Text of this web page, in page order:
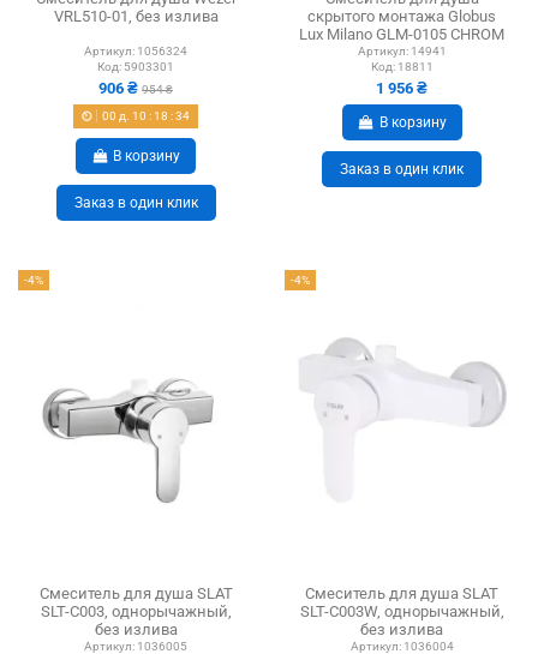
VRL510-01, без излива
Артикул: 1056324
Код: 5903301
906 ₴954 ₴
00 д. 10 : 18 :33
В корзину
Заказ в один клик
скрытого монтажа Globus
Lux Milano GLM-0105 CHROM
с душевым набором
Артикул: 14941
Код: 18811
1 956 ₴
В корзину
Заказ в один клик
-4%
Смеситель для душа SLAT
SLT-C003, однорычажный,
без излива
Артикул: 1036005
-4%
Смеситель для душа SLAT
SLT-C003W, однорычажный,
без излива
Артикул: 1036004